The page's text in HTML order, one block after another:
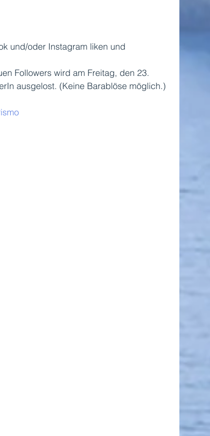
und/oder Instagram liken und
Followers wird am Freitag, den 23.
ausgelost. (Keine Barablöse möglich.)